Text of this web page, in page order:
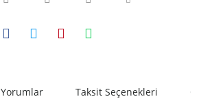
Yorumlar Taksit Seçenekleri